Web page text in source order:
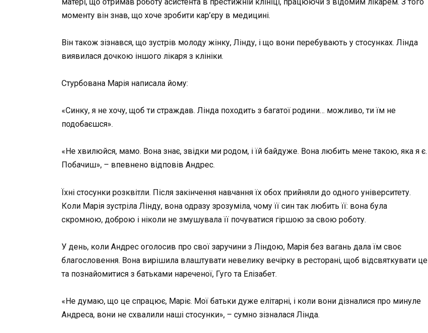
моменту він знав, що хоче зробити кар’єру в медицині.
Він також зізнався, що зустрів молоду жінку, Лінду, і що вони перебувають у стосунках. Лінда
виявилася дочкою іншого лікаря з клініки.
Стурбована Марія написала йому:
«Синку, я не хочу, щоб ти страждав. Лінда походить з багатої родини… можливо, ти їм не
подобаєшся».
«Не хвилюйся, мамо. Вона знає, звідки ми родом, і їй байдуже. Вона любить мене такою, яка я є.
Побачиш», – впевнено відповів Андрес.
Їхні стосунки розквітли. Після закінчення навчання їх обох прийняли до одного університету.
Коли Марія зустріла Лінду, вона одразу зрозуміла, чому її син так любить її: вона була
скромною, доброю і ніколи не змушувала її почуватися гіршою за свою роботу.
У день, коли Андрес оголосив про свої заручини з Ліндою, Марія без вагань дала їм своє
благословення. Вона вирішила влаштувати невелику вечірку в ресторані, щоб відсвяткувати це
та познайомитися з батьками нареченої, Гуго та Елізабет.
«Не думаю, що це спрацює, Маріє. Мої батьки дуже елітарні, і коли вони дізналися про минуле
Андреса, вони не схвалили наші стосунки», – сумно зізналася Лінда.